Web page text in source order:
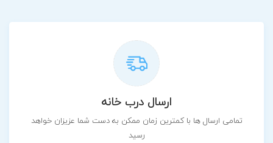
ارسال درب خانه
تمامی ارسال ها با کمترین زمان ممکن به دست شما عزیزان خواهد
رسید